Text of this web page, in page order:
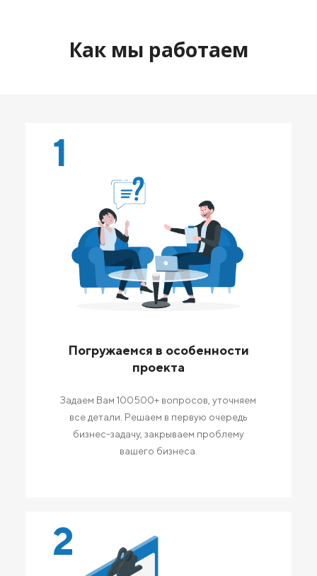
Как мы работаем
1
Погружаемся в особенности
проекта
Задаем Вам 100500+ вопросов, уточняем
все детали. Решаем в первую очередь
бизнес-задачу, закрываем проблему
вашего бизнеса.
2